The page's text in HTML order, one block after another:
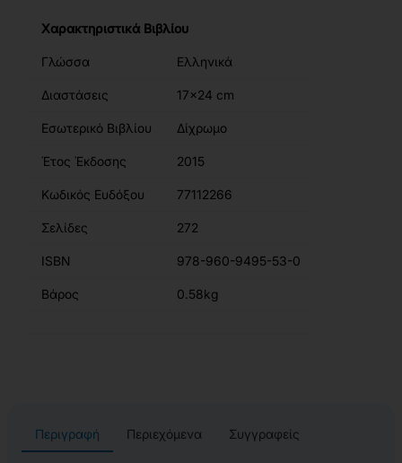
Χαρακτηριστικά Βιβλίου
Γλώσσα Ελληνικά
Διαστάσεις 17x24 cm
Εσωτερικό Βιβλίου Δίχρωμο
Έτος Έκδοσης 2015
Κωδικός Ευδόξου 77112266
Σελίδες 272
ISBN 978-960-9495-53-0
Βάρος 0.58kg
Περιγραφή Περιεχόμενα Συγγραφείς